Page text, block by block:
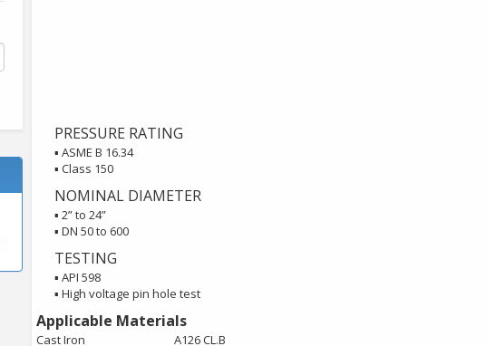
PRESSURE RATING
▪ ASME B 16.34
▪ Class 150
NOMINAL DIAMETER
▪ 2” to 24”
▪ DN 50 to 600
TESTING
▪ API 598
▪ High voltage pin hole test
Applicable Materials
Cast Iron A126 CL.B